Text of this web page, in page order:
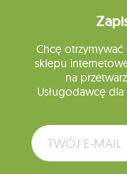
Chcę
sklepu
na
Usługodawcę